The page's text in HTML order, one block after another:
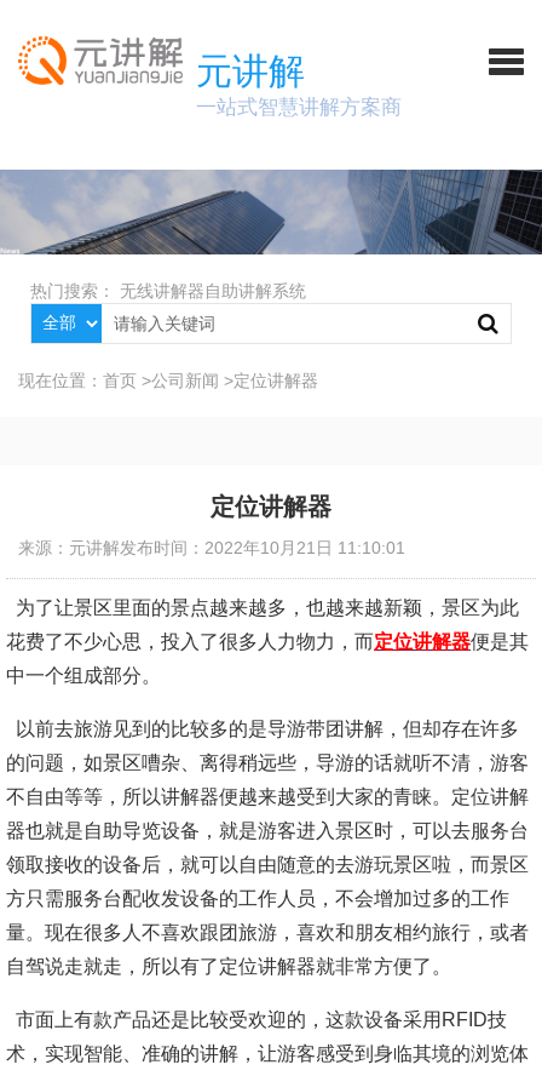
元讲解
一站式智慧讲解方案商
热门搜索： 无线讲解器自助讲解系统
现在位置： 首页 >公司新闻 >定位讲解器
定位讲解器
来源：元讲解发布时间：2022年10月21日 11:10:01
为了让景区里面的景点越来越多，也越来越新颖，景区为此
花费了不少心思，投入了很多人力物力，而定位讲解器便是其
中一个组成部分。
以前去旅游见到的比较多的是导游带团讲解，但却存在许多
的问题，如景区嘈杂、离得稍远些，导游的话就听不清，游客
不自由等等，所以讲解器便越来越受到大家的青睐。定位讲解
器也就是自助导览设备，就是游客进入景区时，可以去服务台
领取接收的设备后，就可以自由随意的去游玩景区啦，而景区
方只需服务台配收发设备的工作人员，不会增加过多的工作
量。现在很多人不喜欢跟团旅游，喜欢和朋友相约旅行，或者
自驾说走就走，所以有了定位讲解器就非常方便了。
市面上有款产品还是比较受欢迎的，这款设备采用RFID技
术，实现智能、准确的讲解，让游客感受到身临其境的浏览体